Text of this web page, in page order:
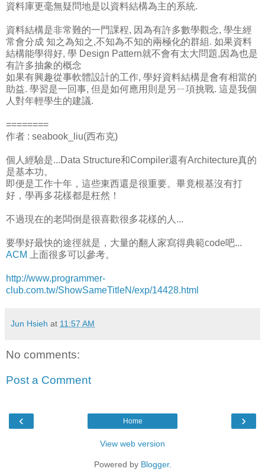
資料庫更毫無疑問地是以資料結構為主的系統.
資料結構是非常難的一門課程, 因為有許多數學觀念, 學生經
常會分成 知之為知之,不知為不知的兩極化的群組. 如果資料
結構能學得好, 學 Design Pattern就不會有太大問題,因為也是
有許多抽象的概念
如果有興趣從事軟體設計的工作, 學好資料結構是會有相當的
助益. 學習是一回事, 但是如何應用則是另ㄧ項挑戰. 這是我個
人對年輕學生的建議.
========
作者 : seabook_liu(西布克)
個人經驗是...Data Structure和Compiler還有Architecture真的
是基本功。
即便是工作十年，這些東西還是很重要。畢竟根基沒有打
好，學再多花樣都是枉然！
不過現在的老闆倒是很喜歡很多花樣的人...
要學好最快的途徑就是，大量的翻人家寫得典範code吧...
ACM
上面很多可以參考。
http://www.programmer-
club.com.tw/ShowSameTitleN/exp/14428.html
Jun Hsieh at 11:57 AM
No comments:
Post a Comment
‹ ›
Home
View web version
Powered by Blogger.